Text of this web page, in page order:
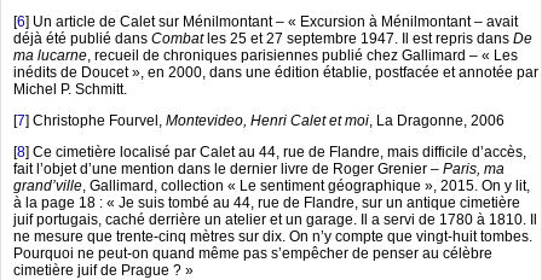
[6] Un article de Calet sur Ménilmontant – « Excursion à Ménilmontant – avait
déjà été publié dans Combatles 25 et 27 septembre 1947. Il est repris dans De
ma lucarne , recueil de chroniques parisiennes publié chez Gallimard – « Les
inédits de Doucet », en 2000, dans une édition établie, postfacée et annotée par
Michel P. Schmitt.
[7] Christophe Fourvel, Montevideo, Henri Calet et moi , La Dragonne, 2006
[8] Ce cimetière localisé par Calet au 44, rue de Flandre, mais difficile d’accès,
fait l’objet d’une mention dans le dernier livre de Roger Grenier – Paris, ma
grand’ville , Gallimard, collection « Le sentiment géographique », 2015. On y lit,
à la page 18 : « Je suis tombé au 44, rue de Flandre, sur un antique cimetière
juif portugais, caché derrière un atelier et un garage. Il a servi de 1780 à 1810. Il
ne mesure que trente-cinq mètres sur dix. On n’y compte que vingt-huit tombes.
Pourquoi ne peut-on quand même pas s’empêcher de penser au célèbre
cimetière juif de Prague ? »